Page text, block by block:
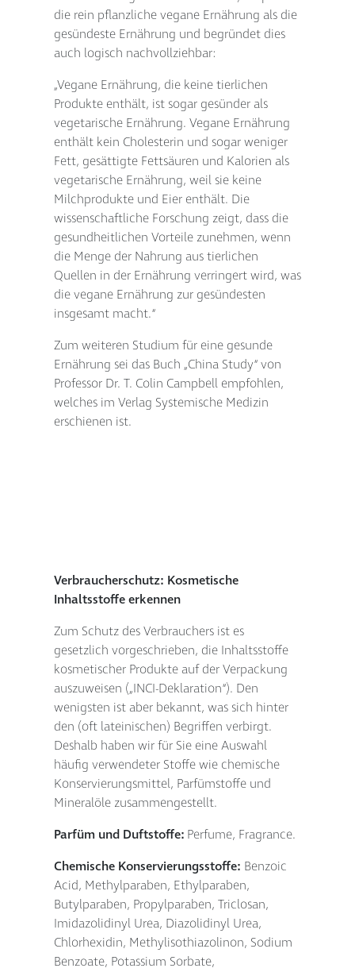
die rein pflanzliche vegane Ernährung als die
gesündeste Ernährung und begründet dies
auch logisch nachvollziehbar:
„Vegane Ernährung, die keine tierlichen
Produkte enthält, ist sogar gesünder als
vegetarische Ernährung. Vegane Ernährung
enthält kein Cholesterin und sogar weniger
Fett, gesättigte Fettsäuren und Kalorien als
vegetarische Ernährung, weil sie keine
Milchprodukte und Eier enthält. Die
wissenschaftliche Forschung zeigt, dass die
gesundheitlichen Vorteile zunehmen, wenn
die Menge der Nahrung aus tierlichen
Quellen in der Ernährung verringert wird, was
die vegane Ernährung zur gesündesten
insgesamt macht.“
Zum weiteren Studium für eine gesunde
Ernährung sei das Buch „China Study“ von
Professor Dr. T. Colin Campbell empfohlen,
welches im Verlag Systemische Medizin
erschienen ist.
Verbraucherschutz: Kosmetische
Inhaltsstoffe erkennen
Zum Schutz des Verbrauchers ist es
gesetzlich vorgeschrieben, die Inhaltsstoffe
kosmetischer Produkte auf der Verpackung
auszuweisen („INCI-Deklaration“). Den
wenigsten ist aber bekannt, was sich hinter
den (oft lateinischen) Begriffen verbirgt.
Deshalb haben wir für Sie eine Auswahl
häufig verwendeter Stoffe wie chemische
Konservierungsmittel, Parfümstoffe und
Mineralöle zusammengestellt.
Parfüm und Duftstoffe: Perfume, Fragrance.
Chemische Konservierungsstoffe: Benzoic
Acid, Methylparaben, Ethylparaben,
Butylparaben, Propylparaben, Triclosan,
Imidazolidinyl Urea, Diazolidinyl Urea,
Chlorhexidin, Methylisothiazolinon, Sodium
Benzoate, Potassium Sorbate,